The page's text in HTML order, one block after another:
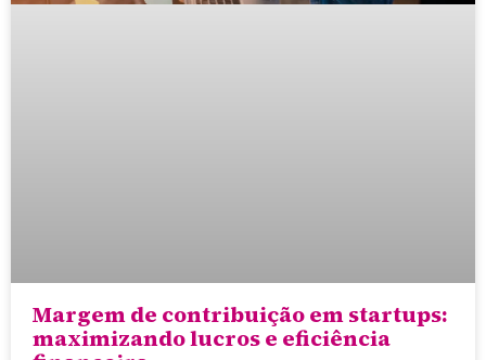
Margem de contribuição em startups:
maximizando lucros e eficiência